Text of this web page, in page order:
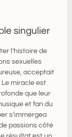
singulier
l’histoire de
sexuelles
acceptait
miracle est
que leur
et fan du
s’immergea
passions côté